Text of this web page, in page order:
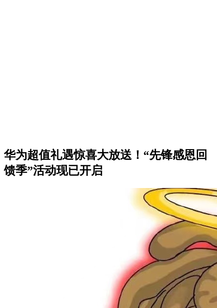
华为超值礼遇惊喜大放送！“先锋感恩回
馈季”活动现已开启